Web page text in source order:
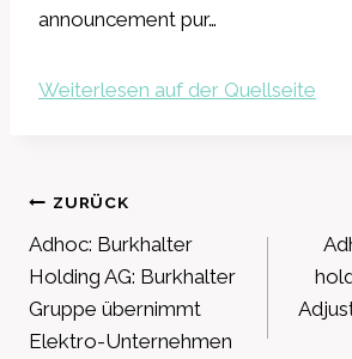
announcement pur…
Weiterlesen auf der Quellseite
Beitragsnavigation
ZURÜCK
Adhoc: Burkhalter
Holding AG: Burkhalter
Gruppe übernimmt
Elektro-Unternehmen